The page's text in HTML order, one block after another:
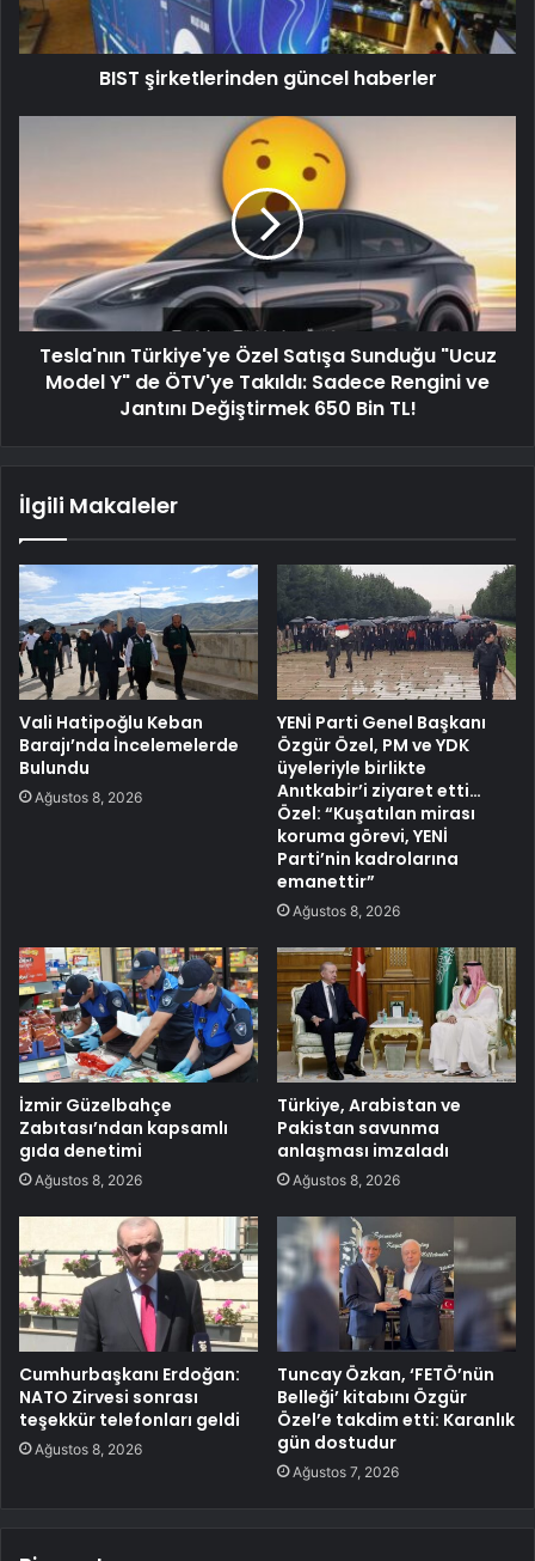
BIST şirketlerinden güncel haberler
Tesla'nın Türkiye'ye Özel Satışa Sunduğu "Ucuz
Model Y" de ÖTV'ye Takıldı: Sadece Rengini ve
Jantını Değiştirmek 650 Bin TL!
İlgili Makaleler
Vali Hatipoğlu Keban
Barajı’nda İncelemelerde
Bulundu
Ağustos 8, 2026
YENİ Parti Genel Başkanı
Özgür Özel, PM ve YDK
üyeleriyle birlikte
Anıtkabir’i ziyaret etti…
Özel: “Kuşatılan mirası
koruma görevi, YENİ
Parti’nin kadrolarına
emanettir”
Ağustos 8, 2026
İzmir Güzelbahçe
Zabıtası’ndan kapsamlı
gıda denetimi
Ağustos 8, 2026
Türkiye, Arabistan ve
Pakistan savunma
anlaşması imzaladı
Ağustos 8, 2026
Cumhurbaşkanı Erdoğan:
NATO Zirvesi sonrası
teşekkür telefonları geldi
Ağustos 8, 2026
Tuncay Özkan, ‘FETÖ’nün
Belleği’ kitabını Özgür
Özel’e takdim etti: Karanlık
gün dostudur
Ağustos 7, 2026